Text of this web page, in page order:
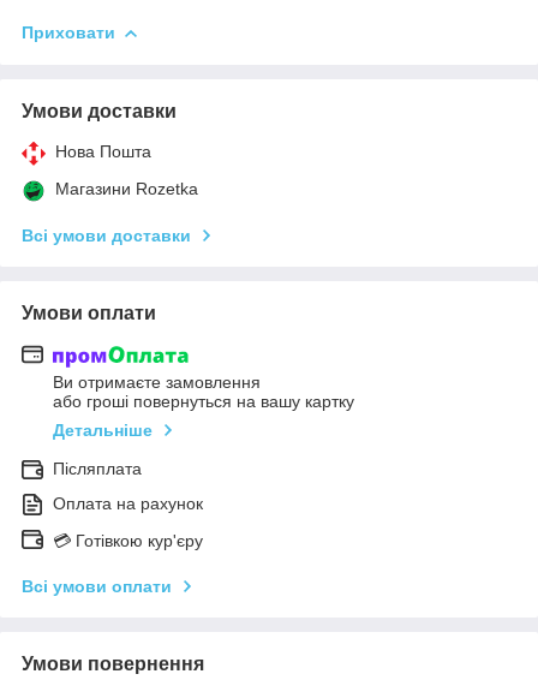
Приховати
Умови доставки
Нова Пошта
Магазини Rozetka
Всі умови доставки
Умови оплати
Ви отримаєте замовлення
або гроші повернуться на вашу картку
Детальніше
Післяплата
Оплата на рахунок
💳 Готівкою кур'єру
Всі умови оплати
Умови повернення